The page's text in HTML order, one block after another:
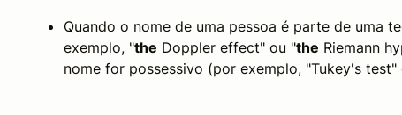
Quando o nome de uma pessoa é parte de uma
exemplo, "the Doppler effect" ou "the Riemann
nome for possessivo (por exemplo, "Tukey's test"